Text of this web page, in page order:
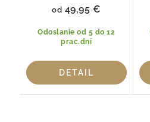
Odoslanie od 5 do 12
prac.dní
od 49,95 €
DETAIL